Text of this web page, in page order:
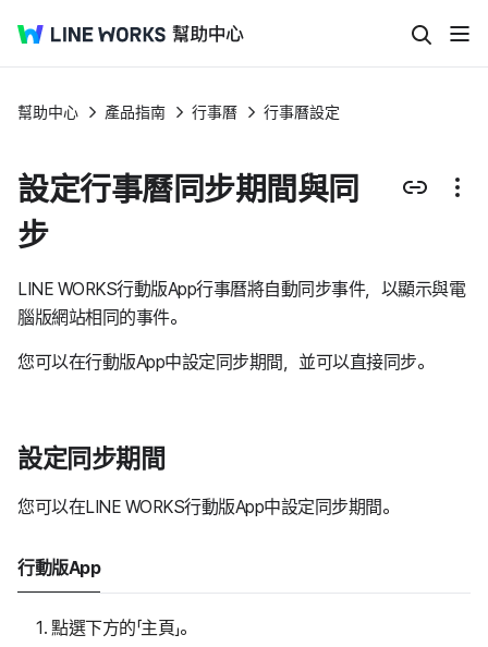
幫助中心 產品指南 行事曆 行事曆設定
設定行事曆同步期間與同
步
LINE WORKS行動版App行事曆將自動同步事件，以顯示與電
腦版網站相同的事件。
您可以在行動版App中設定同步期間，並可以直接同步。
設定同步期間
您可以在LINE WORKS行動版App中設定同步期間。
行動版App
點選下方的「主頁」。